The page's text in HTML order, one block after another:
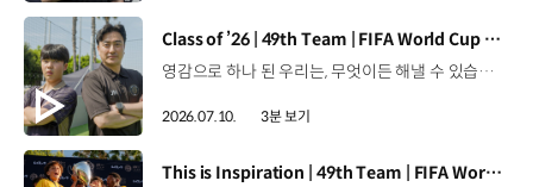
[동영상]
Class of ’26 | 49th Team | FIFA World Cup 2026™
영감으로 하나 된 우리는, 무엇이든 해낼 수 있습니다.세계 곳곳에서 모인 2026년의 주인공들이 FIFA 월드컵™ 오피셜 매치볼 캐리어로 꿈의 무대에 섰습니다. 자세히 보기 ▶ #Kia #InspirationConnectsUsAll #49thTeam #OMBC #FIFAWorldCup2026 유튜브 쇼츠 보기 >
2026.07.10. 3분 보기
[동영상]
This is Inspiration | 49th Team | FIFA World Cup 2026™